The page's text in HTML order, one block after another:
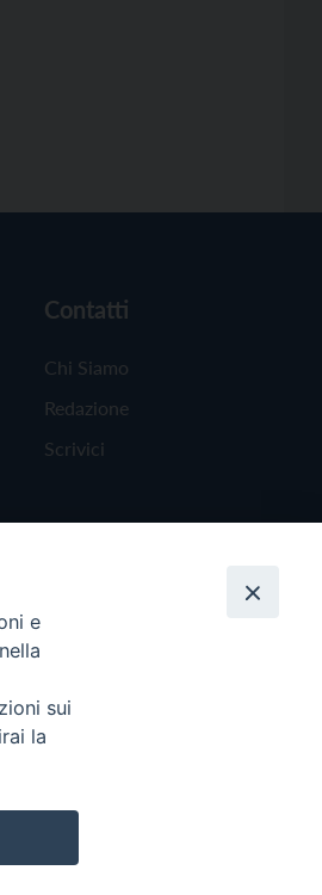
Contatti
Chi Siamo
Redazione
Scrivici
e
sui
la